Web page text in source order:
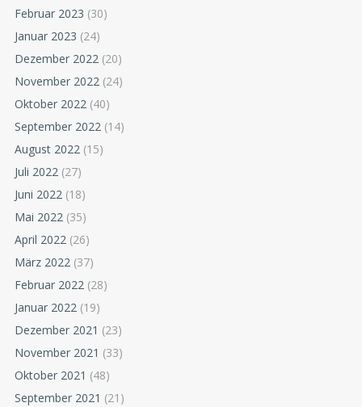
Februar 2023 (30)
Januar 2023 (24)
Dezember 2022 (20)
November 2022 (24)
Oktober 2022 (40)
September 2022 (14)
August 2022 (15)
Juli 2022 (27)
Juni 2022 (18)
Mai 2022 (35)
April 2022 (26)
März 2022 (37)
Februar 2022 (28)
Januar 2022 (19)
Dezember 2021 (23)
November 2021 (33)
Oktober 2021 (48)
September 2021 (21)